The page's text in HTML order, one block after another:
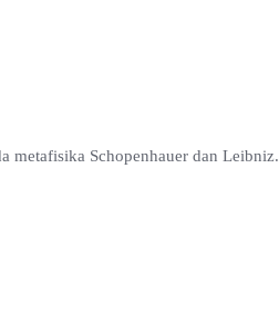
metafisika Schopenhauer dan Leibniz.